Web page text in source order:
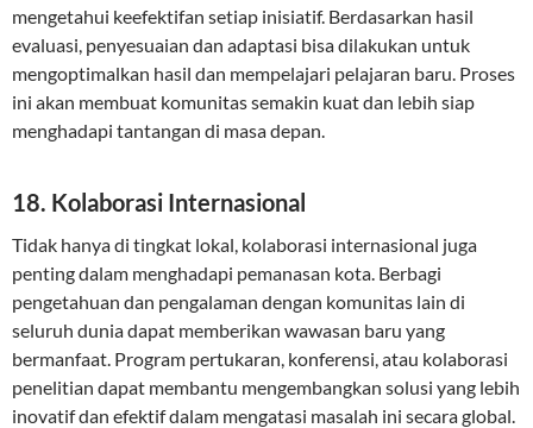
mengetahui keefektifan setiap inisiatif. Berdasarkan hasil
evaluasi, penyesuaian dan adaptasi bisa dilakukan untuk
mengoptimalkan hasil dan mempelajari pelajaran baru. Proses
ini akan membuat komunitas semakin kuat dan lebih siap
menghadapi tantangan di masa depan.
18. Kolaborasi Internasional
Tidak hanya di tingkat lokal, kolaborasi internasional juga
penting dalam menghadapi pemanasan kota. Berbagi
pengetahuan dan pengalaman dengan komunitas lain di
seluruh dunia dapat memberikan wawasan baru yang
bermanfaat. Program pertukaran, konferensi, atau kolaborasi
penelitian dapat membantu mengembangkan solusi yang lebih
inovatif dan efektif dalam mengatasi masalah ini secara global.